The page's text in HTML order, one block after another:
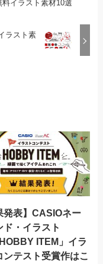
料イラスト素材10選
ラスト素
発表】CASIOネー
ド・イラスト
ITEM」イラ
ンテスト受賞作はこ